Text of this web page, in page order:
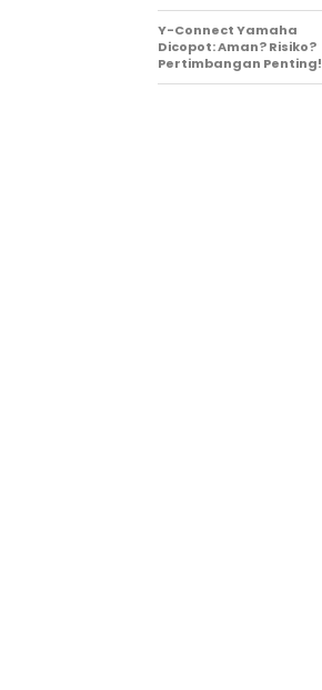
Y-Connect Yamaha
Dicopot: Aman? Risiko?
Pertimbangan Penting!